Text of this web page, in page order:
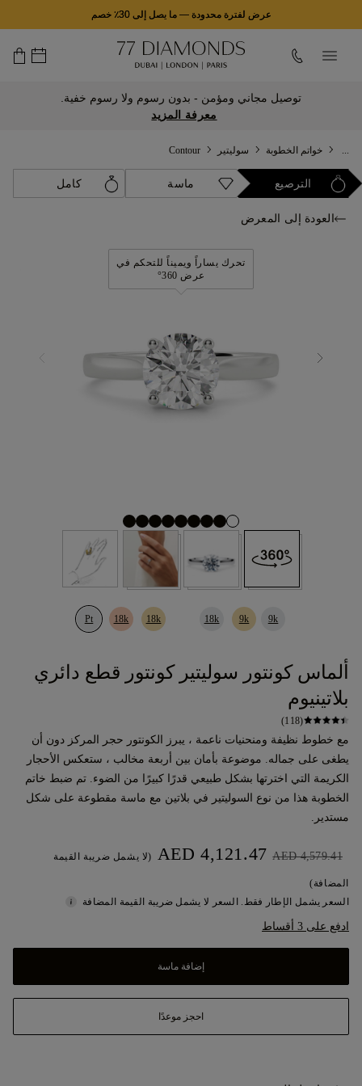
عرض لفترة محدودة —ما يصل إلى 30٪ خصم
توصيل مجاني ومؤمن - بدون رسوم ولا رسوم خفية.
معرفة المزيد
خواتم الخطوبة سوليتير Contour
الترصيع ماسة كامل
العودة إلى المعرض
تحرك يساراً ويميناً للتحكم في
عرض 360°
9k
9k
18k
18k
18k
Pt
ألماس كونتور سوليتير كونتور قطع دائري
بلاتينيوم
(118)
مع خطوط نظيفة ومنحنيات ناعمة ، يبرز الكونتور حجر المركز دون أن
يطغى على جماله. موضوعة بأمان بين أربعة مخالب ، ستعكس الأحجار
الكريمة التي اخترتها بشكل طبيعي قدرًا كبيرًا من الضوء. تم ضبط خاتم
الخطوبة هذا من نوع السوليتير في بلاتين مع ماسة مقطوعة على شكل
مستدير.
AED 4,579.41
AED 4,121.47 (لا يشمل ضريبة القيمة
المضافة)
السعر يشمل الإطار فقط. السعر لا يشمل ضريبة القيمة المضافة
ادفع على 3 أقساط
إضافة ماسة
احجز موعدًا